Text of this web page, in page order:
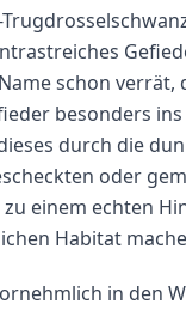
schon verrät,
besonders
durch die
oder
zu einem echten
Habitat
in den